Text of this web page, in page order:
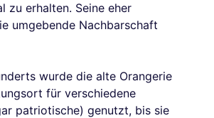
zu erhalten. Seine eher
umgebende Nachbarschaft
wurde die alte Orangerie
für verschiedene
patriotische) genutzt, bis sie